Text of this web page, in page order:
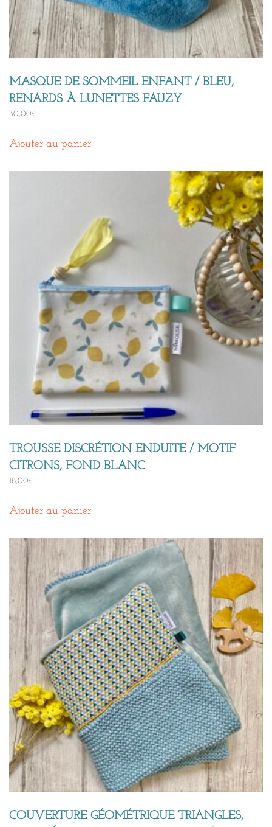
MASQUE DE SOMMEIL ENFANT / BLEU,
RENARDS À LUNETTES FAUZY
30,00€
Ajouter au panier
TROUSSE DISCRÉTION ENDUITE / MOTIF
CITRONS, FOND BLANC
18,00€
Ajouter au panier
COUVERTURE GÉOMÉTRIQUE TRIANGLES,